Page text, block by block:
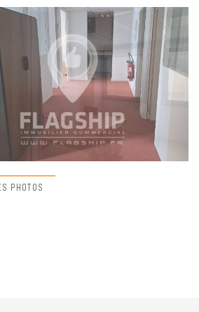
PHOTOS